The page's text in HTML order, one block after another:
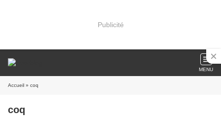
Publicité
MENU
Accueil » coq
coq